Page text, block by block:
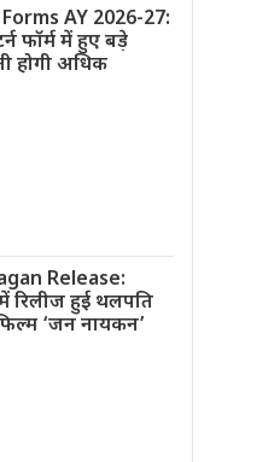
AY 2026-27:
फॉर्म में हुए बड़े
होगी अधिक
Release:
रिलीज हुई थलपति
‘जन नायकन’